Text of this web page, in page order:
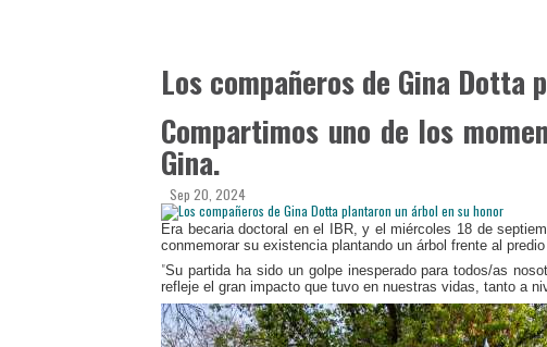
Los compañeros de Gina
Compartimos uno de los
Gina.
Sep 20, 2024
Era becaria doctoral en el IBR, y el miércoles 18 de
conmemorar su existencia plantando un árbol frente al
"Su partida ha sido un golpe inesperado para todos/as
refleje el gran impacto que tuvo en nuestras vidas, tanto a